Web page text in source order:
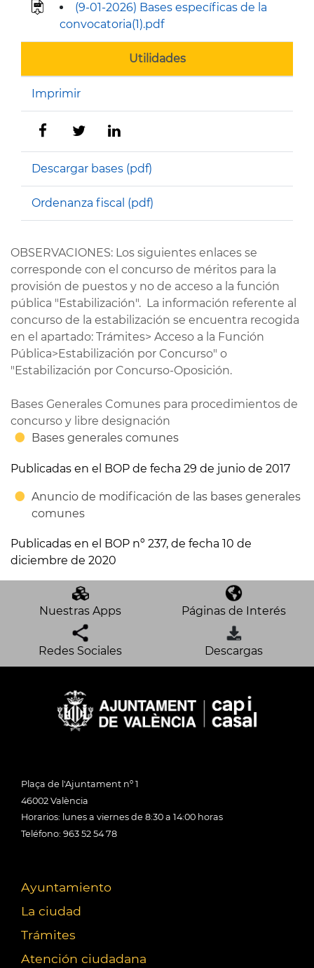
(9-01-2026) Bases específicas de la
convocatoria(1).pdf
Utilidades
Imprimir
Descargar bases (pdf)
Ordenanza fiscal (pdf)
OBSERVACIONES: Los siguientes enlaces se
corresponde con el concurso de méritos para la
provisión de puestos y no de acceso a la función
pública "Estabilización". La información referente al
concurso de la estabilización se encuentra recogida
en el apartado: Trámites> Acceso a la Función
Pública>Estabilización por Concurso" o
"Estabilización por Concurso-Oposición.
Bases Generales Comunes para procedimientos de
concurso y libre designación
Bases generales comunes
Publicadas en el BOP de fecha 29 de junio de 2017
Anuncio de modificación de las bases generales
comunes
Publicadas en el BOP nº 237, de fecha 10 de
diciembre de 2020
Nuestras Apps Páginas de Interés
Redes Sociales Descargas
Plaça de l'Ajuntament nº 1
46002 València
Horarios: lunes a viernes de 8:30 a 14:00 horas
Teléfono: 963 52 54 78
Ayuntamiento
La ciudad
Trámites
Atención ciudadana